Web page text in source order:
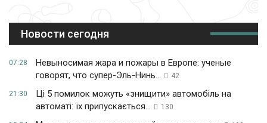
Новости сегодня
07:28
Невыносимая жара и пожары в Европе: ученые
говорят, что супер-Эль-Нинь...
42
21:30
Ці 5 помилок можуть «знищити» автомобіль на
автоматі: їх припускається...
130